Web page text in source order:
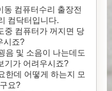
동 컴퓨터수리 출장전
컴닥터입니다.
중 컴퓨터가 꺼지면 당
시죠?
음 및 소음이 나는데도
기가 어려우시죠?
한데 어떻게 하는지 모
요?